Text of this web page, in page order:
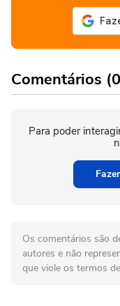
Comentários
Para poder
Os comentários são
autores e não
que viole os termos